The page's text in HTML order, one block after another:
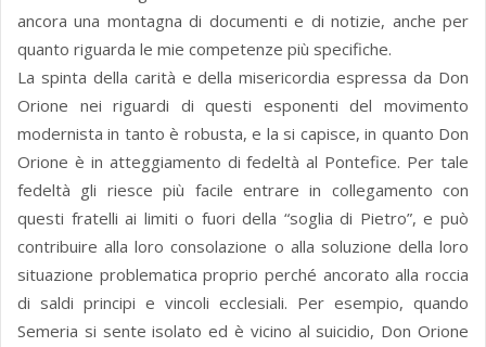
ancora una montagna di documenti e di notizie, anche per
quanto riguarda le mie competenze più specifiche.
La spinta della carità e della misericordia espressa da Don
Orione nei riguardi di questi esponenti del movimento
modernista in tanto è robusta, e la si capisce, in quanto Don
Orione è in atteggiamento di fedeltà al Pontefice. Per tale
fedeltà gli riesce più facile entrare in collegamento con
questi fratelli ai limiti o fuori della “soglia di Pietro”, e può
contribuire alla loro consolazione o alla soluzione della loro
situazione problematica proprio perché ancorato alla roccia
di saldi principi e vincoli ecclesiali. Per esempio, quando
Semeria si sente isolato ed è vicino al suicidio, Don Orione